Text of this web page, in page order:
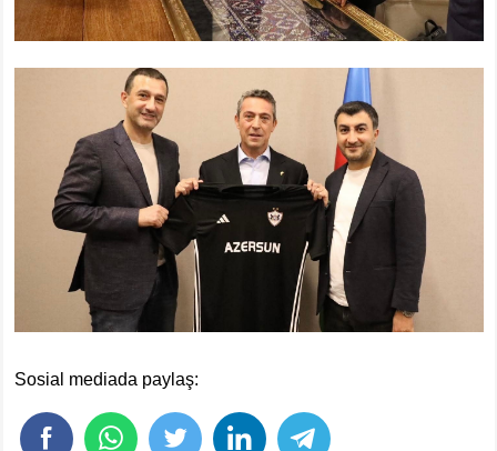
Sosial mediada paylaş: